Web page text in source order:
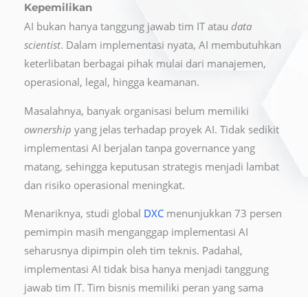
Kepemilikan
AI bukan hanya tanggung jawab tim IT atau data
scientist. Dalam implementasi nyata, AI membutuhkan
keterlibatan berbagai pihak mulai dari manajemen,
operasional, legal, hingga keamanan.
Masalahnya, banyak organisasi belum memiliki
ownership yang jelas terhadap proyek AI. Tidak sedikit
implementasi AI berjalan tanpa governance yang
matang, sehingga keputusan strategis menjadi lambat
dan risiko operasional meningkat.
Menariknya, studi global DXC menunjukkan 73 persen
pemimpin masih menganggap implementasi AI
seharusnya dipimpin oleh tim teknis. Padahal,
implementasi AI tidak bisa hanya menjadi tanggung
jawab tim IT. Tim bisnis memiliki peran yang sama